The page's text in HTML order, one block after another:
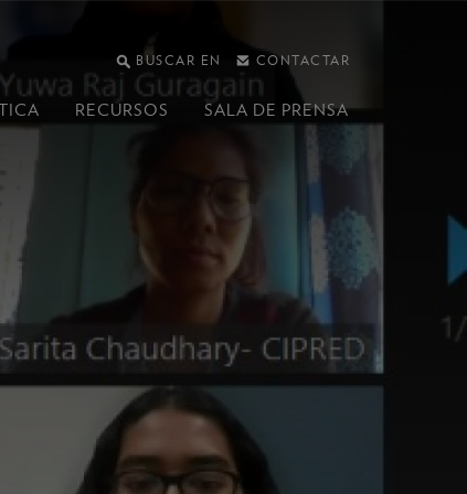
BUSCAR EN CONTACTAR
RECURSOS SALA DE PRENSA